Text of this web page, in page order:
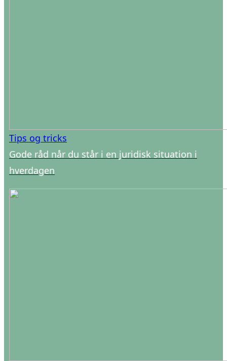
Tips og tricks
Gode råd når du står i en juridisk situation i
hverdagen